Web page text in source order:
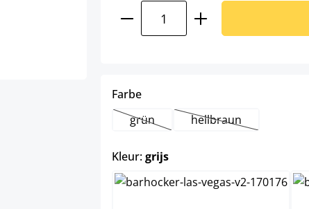
Producthoeveelheid:
Farbeselect
grün(Deze optie is momenteel niet
hellbraun(Deze optie is
Kleur:grijsselect